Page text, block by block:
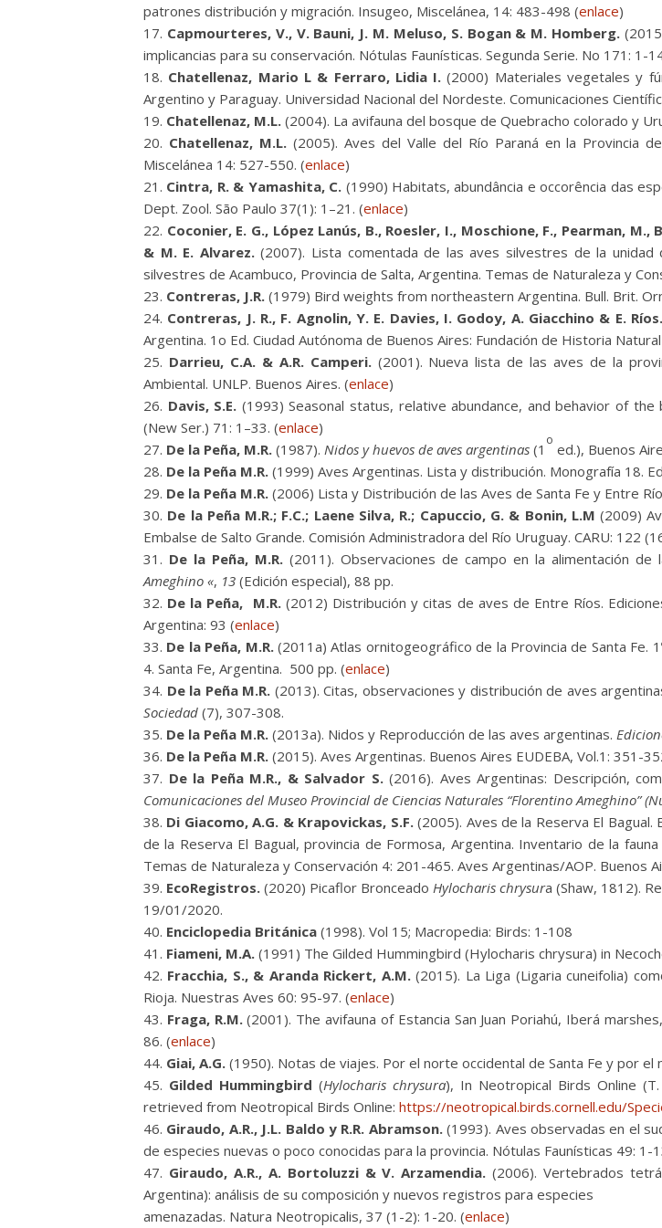
patrones distribución y migración. Insugeo, Miscelánea, 14: 483-498 (enlace)
Capmourteres, V., V. Bauni, J. M. Meluso, S. Bogan & M. Homberg.
implicancias para su conservación. Nótulas Faunísticas. Segunda Serie. No 171: 1-
Chatellenaz, Mario L & Ferraro, Lidia I. (2000) Materiales vegetales y
Argentino y Paraguay. Universidad Nacional del Nordeste. Comunicaciones
Chatellenaz, M.L. (2004). La avifauna del bosque de Quebracho colorado y
Chatellenaz, M.L.(2005). Aves del Valle del Río Paraná en la Provincia
Miscelánea 14: 527-550. (enlace)
Cintra, R. & Yamashita, C. (1990) Habitats, abundância e occorência das
Dept. Zool. São Paulo 37(1): 1–21. (enlace)
Coconier, E. G., López Lanús, B., Roesler, I., Moschione, F., Pearman,
& M. E. Alvarez.(2007). Lista comentada de las aves silvestres de la unidad
silvestres de Acambuco, Provincia de Salta, Argentina. Temas de Naturaleza y
Contreras, J.R. (1979) Bird weights from northeastern Argentina. Bull. Brit.
Contreras, J. R., F. Agnolin, Y. E. Davies, I. Godoy, A. Giacchino & E. Ríos.
Argentina. 1o Ed. Ciudad Autónoma de Buenos Aires: Fundación de Historia
Darrieu, C.A. & A.R. Camperi.(2001). Nueva lista de las aves de la
Ambiental. UNLP. Buenos Aires. (enlace)
Davis, S.E. (1993) Seasonal status, relative abundance, and behavior of the
(New Ser.) 71: 1–33. (enlace)
De la Peña, M.R. (1987). Nidos y huevos de aves argentinas (1
o
ed.), Buenos
De la Peña M.R. (1999) Aves Argentinas. Lista y distribución. Monografía 18.
De la Peña M.R. (2006) Lista y Distribución de las Aves de Santa Fe y Entre
De la Peña M.R.; F.C.; Laene Silva, R.; Capuccio, G. & Bonin, L.M (2009)
Embalse de Salto Grande. Comisión Administradora del Río Uruguay. CARU: 122
De la Peña, M.R. (2011). Observaciones de campo en la alimentación de
Ameghino «, 13 (Edición especial), 88 pp.
De la Peña, M.R.(2012) Distribución y citas de aves de Entre Ríos.
Argentina: 93 (enlace)
De la Peña, M.R.(2011a) Atlas ornitogeográfico de la Provincia de Santa Fe.
4. Santa Fe, Argentina. 500 pp. (enlace)
De la Peña M.R. (2013). Citas, observaciones y distribución de aves
Sociedad (7), 307-308.
De la Peña M.R. (2013a). Nidos y Reproducción de las aves argentinas.
De la Peña M.R. (2015). Aves Argentinas. Buenos Aires EUDEBA, Vol.1: 351-
De la Peña M.R., & Salvador S.(2016). Aves Argentinas: Descripción,
Comunicaciones del Museo Provincial de Ciencias Naturales “Florentino Ameghino”
Di Giacomo, A.G. & Krapovickas, S.F.(2005). Aves de la Reserva El Bagual.
de la Reserva El Bagual, provincia de Formosa, Argentina. Inventario de la
Temas de Naturaleza y Conservación 4: 201-465. Aves Argentinas/AOP. Buenos
EcoRegistros. (2020) Picaflor Bronceado Hylocharis chrysura (Shaw, 1812).
19/01/2020.
Enciclopedia Británica (1998). Vol 15; Macropedia: Birds: 1-108
Fiameni, M.A. (1991) The Gilded Hummingbird (Hylocharis chrysura) in
Fracchia, S., & Aranda Rickert, A.M.(2015). La Liga (Ligaria cuneifolia)
Rioja. Nuestras Aves 60: 95-97. (enlace)
Fraga, R.M.(2001). The avifauna of Estancia San Juan Poriahú, Iberá
86. (enlace)
Giai, A.G. (1950). Notas de viajes. Por el norte occidental de Santa Fe y por
Gilded Hummingbird (Hylocharis chrysura), In Neotropical Birds Online
retrieved from Neotropical Birds Online: https://neotropical.birds.cornell.edu/
Giraudo, A.R., J.L. Baldo y R.R. Abramson.(1993). Aves observadas en el
de especies nuevas o poco conocidas para la provincia. Nótulas Faunísticas 49: 1-
Giraudo, A.R., A. Bortoluzzi & V. Arzamendia. (2006). Vertebrados
Argentina): análisis de su composición y nuevos registros para especies
amenazadas. Natura Neotropicalis, 37 (1-2): 1-20. (enlace)